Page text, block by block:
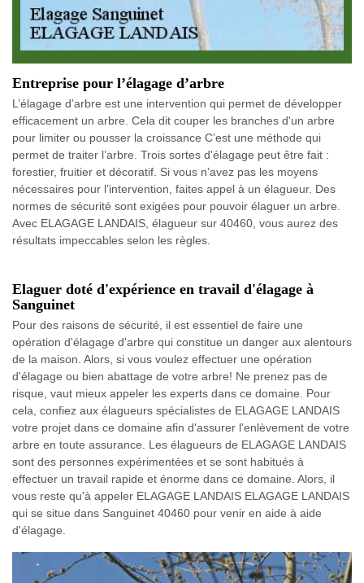
Entreprise pour l’élagage d’arbre
L’élagage d’arbre est une intervention qui permet de développer
efficacement un arbre. Cela dit couper les branches d'un arbre
pour limiter ou pousser la croissance C’est une méthode qui
permet de traiter l’arbre. Trois sortes d'élagage peut être fait :
forestier, fruitier et décoratif. Si vous n’avez pas les moyens
nécessaires pour l’intervention, faites appel à un élagueur. Des
normes de sécurité sont exigées pour pouvoir élaguer un arbre.
Avec ELAGAGE LANDAIS, élagueur sur 40460, vous aurez des
résultats impeccables selon les règles.
Elaguer doté d'expérience en travail d'élagage à
Sanguinet
Pour des raisons de sécurité, il est essentiel de faire une
opération d'élagage d'arbre qui constitue un danger aux alentours
de la maison. Alors, si vous voulez effectuer une opération
d'élagage ou bien abattage de votre arbre! Ne prenez pas de
risque, vaut mieux appeler les experts dans ce domaine. Pour
cela, confiez aux élagueurs spécialistes de ELAGAGE LANDAIS
votre projet dans ce domaine afin d'assurer l'enlèvement de votre
arbre en toute assurance. Les élagueurs de ELAGAGE LANDAIS
sont des personnes expérimentées et se sont habitués à
effectuer un travail rapide et énorme dans ce domaine. Alors, il
vous reste qu'à appeler ELAGAGE LANDAIS ELAGAGE LANDAIS
qui se situe dans Sanguinet 40460 pour venir en aide à aide
d'élagage.